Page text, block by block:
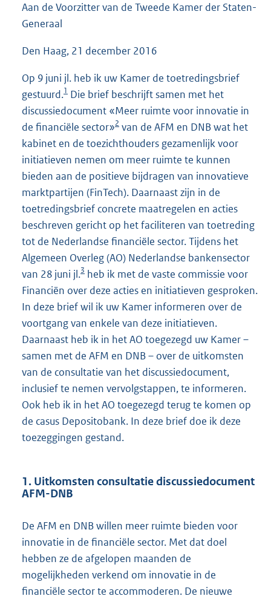
5
Aan de Voorzitter van de Tweede Kamer der Staten-
Generaal
Den Haag, 21 december 2016
Op 9 juni jl. heb ik uw Kamer de toetredingsbrief
gestuurd.1 Die brief beschrijft samen met het
discussiedocument «Meer ruimte voor innovatie in
de financiële sector»2 van de AFM en DNB wat het
kabinet en de toezichthouders gezamenlijk voor
initiatieven nemen om meer ruimte te kunnen
bieden aan de positieve bijdragen van innovatieve
marktpartijen (FinTech). Daarnaast zijn in de
toetredingsbrief concrete maatregelen en acties
beschreven gericht op het faciliteren van toetreding
tot de Nederlandse financiële sector. Tijdens het
Algemeen Overleg (AO) Nederlandse bankensector
van 28 juni jl.3 heb ik met de vaste commissie voor
Financiën over deze acties en initiatieven gesproken.
In deze brief wil ik uw Kamer informeren over de
voortgang van enkele van deze initiatieven.
Daarnaast heb ik in het AO toegezegd uw Kamer –
samen met de AFM en DNB – over de uitkomsten
van de consultatie van het discussiedocument,
inclusief te nemen vervolgstappen, te informeren.
Ook heb ik in het AO toegezegd terug te komen op
de casus Depositobank. In deze brief doe ik deze
toezeggingen gestand.
1. Uitkomsten consultatie discussiedocument
AFM-DNB
De AFM en DNB willen meer ruimte bieden voor
innovatie in de financiële sector. Met dat doel
hebben ze de afgelopen maanden de
mogelijkheden verkend om innovatie in de
financiële sector te accommoderen. De nieuwe